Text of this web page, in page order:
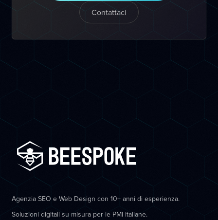
Contattaci
Agenzia SEO e Web Design con 10+ anni di esperienza.
Soluzioni digitali su misura per le PMI italiane.